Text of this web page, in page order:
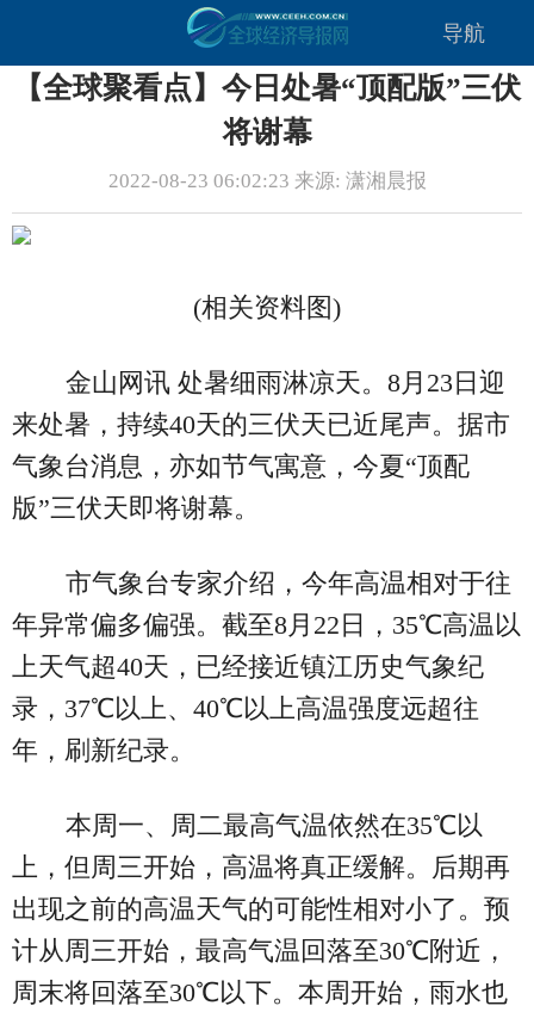
导航
【全球聚看点】今日处暑“顶配版”三伏
将谢幕
2022-08-23 06:02:23 来源: 潇湘晨报
(相关资料图)
金山网讯 处暑细雨淋凉天。8月23日迎
来处暑，持续40天的三伏天已近尾声。据市
气象台消息，亦如节气寓意，今夏“顶配
版”三伏天即将谢幕。
市气象台专家介绍，今年高温相对于往
年异常偏多偏强。截至8月22日，35℃高温以
上天气超40天，已经接近镇江历史气象纪
录，37℃以上、40℃以上高温强度远超往
年，刷新纪录。
本周一、周二最高气温依然在35℃以
上，但周三开始，高温将真正缓解。后期再
出现之前的高温天气的可能性相对小了。预
计从周三开始，最高气温回落至30℃附近，
周末将回落至30℃以下。本周开始，雨水也